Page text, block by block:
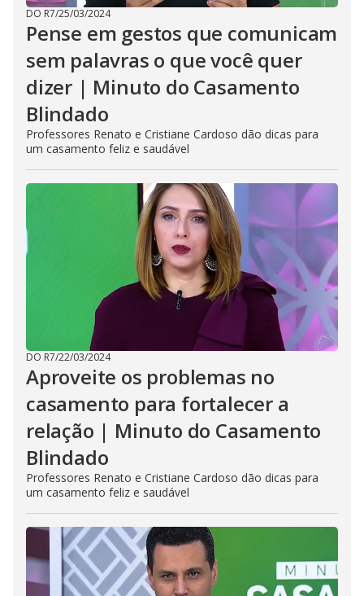
DO R7/25/03/2024
Pense em gestos que comunicam
sem palavras o que você quer
dizer | Minuto do Casamento
Blindado
Professores Renato e Cristiane Cardoso dão dicas para
um casamento feliz e saudável
DO R7/22/03/2024
Aproveite os problemas no
casamento para fortalecer a
relação | Minuto do Casamento
Blindado
Professores Renato e Cristiane Cardoso dão dicas para
um casamento feliz e saudável